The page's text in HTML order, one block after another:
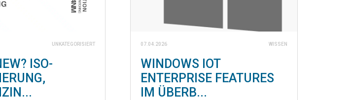
UNKATEGORISIERT
ISO-
07.04.2026 WISSEN
WINDOWS IOT
ENTERPRISE FEATURES
IM ÜBERB...